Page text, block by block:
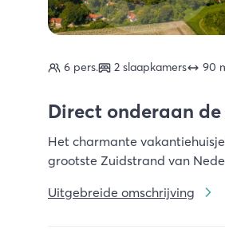
6 pers. 2 slaapkamers 90
Direct onderaan
Het charmante
grootste Zuidstrand van
Uitgebreide omschrijving